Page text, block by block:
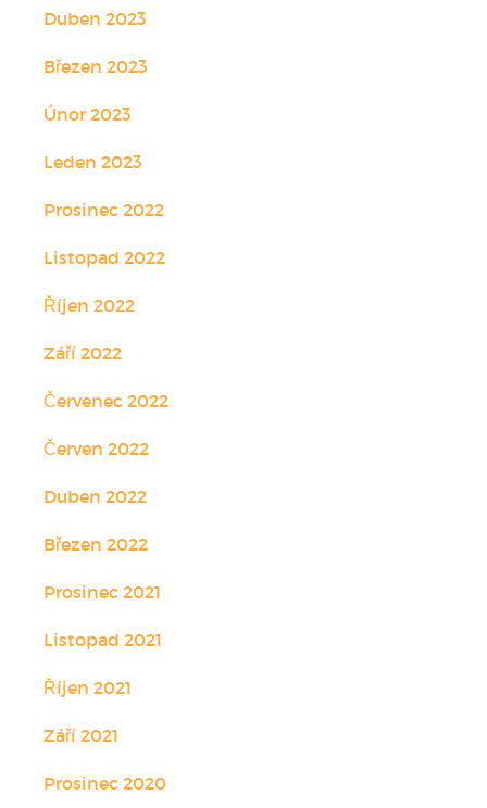
Duben 2023
Březen 2023
Únor 2023
Leden 2023
Prosinec 2022
Listopad 2022
Říjen 2022
Září 2022
Červenec 2022
Červen 2022
Duben 2022
Březen 2022
Prosinec 2021
Listopad 2021
Říjen 2021
Září 2021
Prosinec 2020